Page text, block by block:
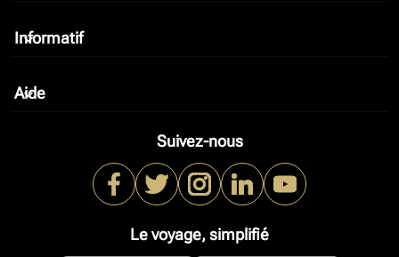
Informatif
keyboard_arrow_down
Aide
keyboard_arrow_down
Suivez-nous
Le voyage, simplifié